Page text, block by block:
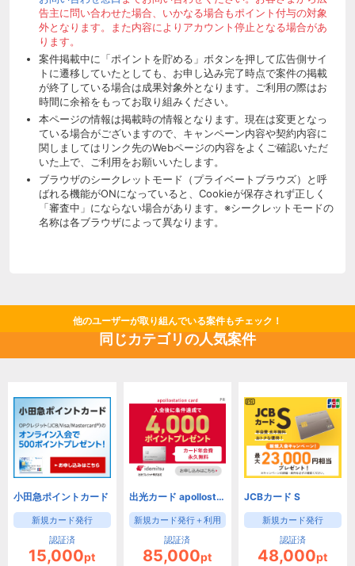
告主に問い合わせた場合、いかなる場合もポイント付与の対象
外となります。また内容によりアカウント停止となる場合があ
ります。
案件掲載中に「ポイントを貯める」ボタンを押して広告側サイ
トに遷移していたとしても、お申し込み完了時点で案件の掲載
が終了している場合は成果対象外となります。ご利用の際はお
時間に余裕をもってお取り組みください。
本ページの情報は掲載時の情報となります。現在は変更となっ
ている場合がございますので、キャンペーン内容や契約内容に
関しましてはリンク先のWebページの内容をよくご確認いただ
いた上で、ご利用をお願いいたします。
ブラウザのシークレットモード（プライベートブラウズ）と呼
ばれる機能がONになっていると、Cookieが保存されず正しく
「審査中」にならない場合があります。※シークレットモードの
名称は各ブラウザによって異なります。
他のユーザーが取り組んでいる案件もチェック！
同じカテゴリの人気案件
小田急ポイントカード
新規カード発行
認証済
15,000pt
出光カード apollostation card（旧まいどプラスカード）
新規カード発行＋利用
認証済
85,000pt
JCBカード S
新規カード発行
認証済
48,000pt